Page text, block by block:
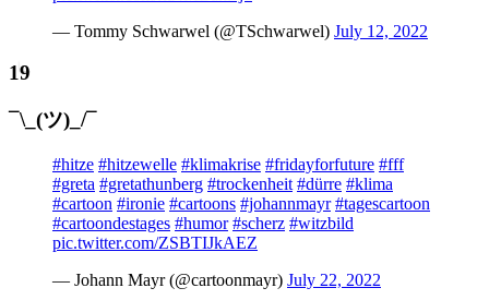
— Tommy Schwarwel (@TSchwarwel) July 12, 2022
¯\_(ツ)_/¯
#hitze #hitzewelle #klimakrise #fridayforfuture #fff
#greta #gretathunberg #trockenheit #dürre #klima
#cartoon #ironie #cartoons #johannmayr #tagescartoon
#cartoondestages #humor #scherz #witzbild
pic.twitter.com/ZSBTIJkAEZ
— Johann Mayr (@cartoonmayr) July 22, 2022